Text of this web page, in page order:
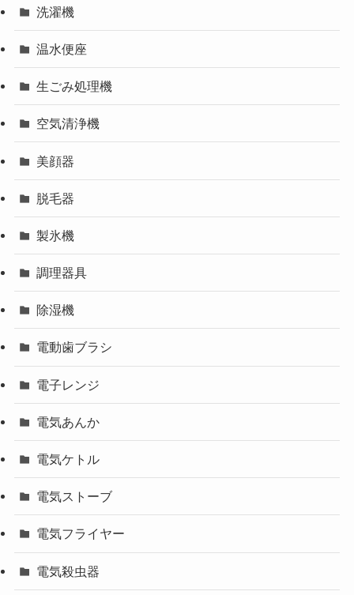
洗濯機
温水便座
生ごみ処理機
空気清浄機
美顔器
脱毛器
製氷機
調理器具
除湿機
電動歯ブラシ
電子レンジ
電気あんか
電気ケトル
電気ストーブ
電気フライヤー
電気殺虫器